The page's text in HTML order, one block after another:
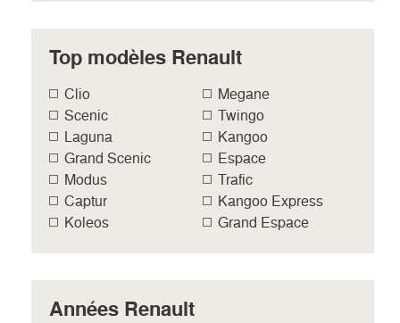
Top modèles Renault
Clio
Megane
Scenic
Twingo
Laguna
Kangoo
Grand Scenic
Espace
Modus
Trafic
Captur
Kangoo Express
Koleos
Grand Espace
Années Renault